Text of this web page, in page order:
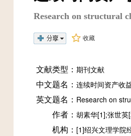
Research on structural
收藏
文献类型： 期刊文献
中文题名： 连续时间资产收
英文题名： Research on
作者： 胡素华[1];张世英
机构： [1]绍兴文理学院